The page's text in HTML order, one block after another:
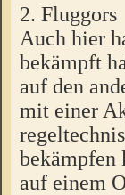
2. Fluggors
Auch hier
bekämpft
auf den
mit einer
bekämpfen
auf einem